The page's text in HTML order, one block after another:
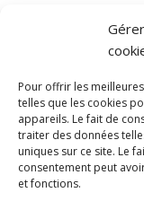
Pour offrir les
telles que les cookies
appareils. Le fait de
traiter des données
uniques sur ce site. Le
consentement peut
et fonctions.
Opérateurs télécom
Optique
Ordinateurs
Orne 61